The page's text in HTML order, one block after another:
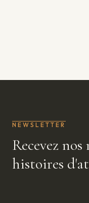
NEWSLETTER
Recevez
histoires